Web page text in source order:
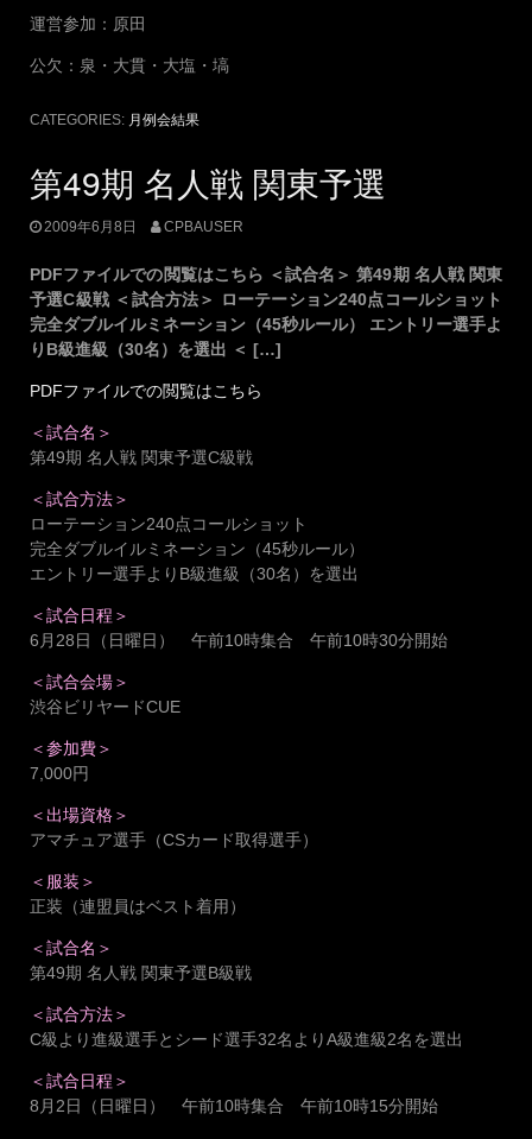
運営参加：原田
公欠：泉・大貫・大塩・塙
CATEGORIES: 月例会結果
第49期 名人戦 関東予選
2009年6月8日 CPBAUSER
PDFファイルでの閲覧はこちら ＜試合名＞ 第49期 名人戦 関東
予選C級戦 ＜試合方法＞ ローテーション240点コールショット
完全ダブルイルミネーション（45秒ルール） エントリー選手よ
りB級進級（30名）を選出 ＜ […]
PDFファイルでの閲覧はこちら
＜試合名＞
第49期 名人戦 関東予選C級戦
＜試合方法＞
ローテーション240点コールショット
完全ダブルイルミネーション（45秒ルール）
エントリー選手よりB級進級（30名）を選出
＜試合日程＞
6月28日（日曜日） 午前10時集合 午前10時30分開始
＜試合会場＞
渋谷ビリヤードCUE
＜参加費＞
7,000円
＜出場資格＞
アマチュア選手（CSカード取得選手）
＜服装＞
正装（連盟員はベスト着用）
＜試合名＞
第49期 名人戦 関東予選B級戦
＜試合方法＞
C級より進級選手とシード選手32名よりA級進級2名を選出
＜試合日程＞
8月2日（日曜日） 午前10時集合 午前10時15分開始